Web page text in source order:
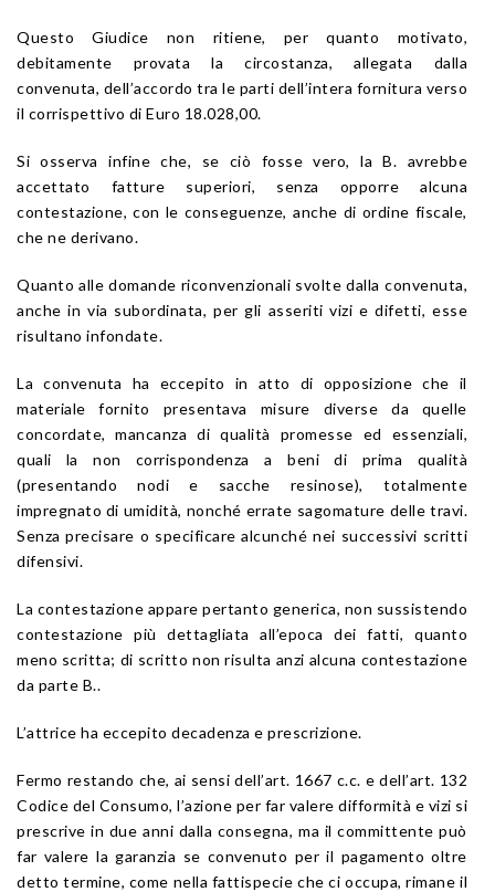
Questo Giudice non ritiene, per quanto motivato,
debitamente provata la circostanza, allegata dalla
convenuta, dell’accordo tra le parti dell’intera fornitura verso
il corrispettivo di Euro 18.028,00.
Si osserva infine che, se ciò fosse vero, la B. avrebbe
accettato fatture superiori, senza opporre alcuna
contestazione, con le conseguenze, anche di ordine fiscale,
che ne derivano.
Quanto alle domande riconvenzionali svolte dalla convenuta,
anche in via subordinata, per gli asseriti vizi e difetti, esse
risultano infondate.
La convenuta ha eccepito in atto di opposizione che il
materiale fornito presentava misure diverse da quelle
concordate, mancanza di qualità promesse ed essenziali,
quali la non corrispondenza a beni di prima qualità
(presentando nodi e sacche resinose), totalmente
impregnato di umidità, nonché errate sagomature delle travi.
Senza precisare o specificare alcunché nei successivi scritti
difensivi.
La contestazione appare pertanto generica, non sussistendo
contestazione più dettagliata all’epoca dei fatti, quanto
meno scritta; di scritto non risulta anzi alcuna contestazione
da parte B..
L’attrice ha eccepito decadenza e prescrizione.
Fermo restando che, ai sensi dell’art. 1667 c.c. e dell’art. 132
Codice del Consumo, l’azione per far valere difformità e vizi si
prescrive in due anni dalla consegna, ma il committente può
far valere la garanzia se convenuto per il pagamento oltre
detto termine, come nella fattispecie che ci occupa, rimane il